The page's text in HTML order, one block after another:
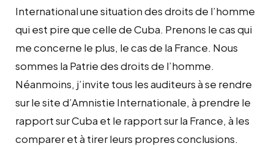
International une situation des droits de l’homme
qui est pire que celle de Cuba. Prenons le cas qui
me concerne le plus, le cas de la France. Nous
sommes la Patrie des droits de l’homme.
Néanmoins, j’invite tous les auditeurs à se rendre
sur le site d’Amnistie Internationale, à prendre le
rapport sur Cuba et le rapport sur la France, à les
comparer et à tirer leurs propres conclusions.